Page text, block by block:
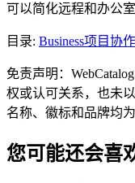
可以简化远程和办公
目录: Business项目协
免责声明：
权或认可关系，也未
名称、徽标和品牌均
您可能还会喜